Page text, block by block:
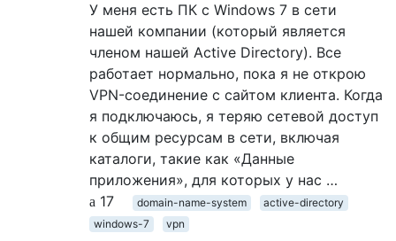
У меня есть ПК с Windows 7 в сети
нашей компании (который является
членом нашей Active Directory). Все
работает нормально, пока я не открою
VPN-соединение с сайтом клиента. Когда
я подключаюсь, я теряю сетевой доступ
к общим ресурсам в сети, включая
каталоги, такие как «Данные
приложения», для которых у нас …
17
domain-name-system
active-directory
windows-7
vpn